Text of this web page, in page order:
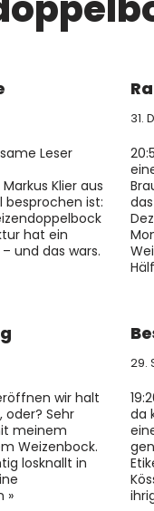
Leser
Klier aus
besprochen ist:
hat ein
und das wars.
31.
wir halt
oder? Sehr
meinem
Weizenbock.
losknallt in
»
29.
da